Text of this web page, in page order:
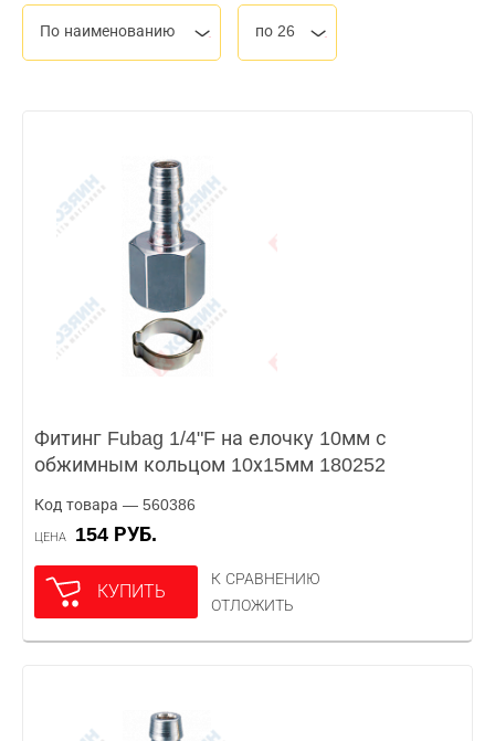
По наименованию по 26
Фитинг Fubag 1/4"F на елочку 10мм с
обжимным кольцом 10х15мм 180252
Код товара — 560386
ЦЕНА 154 РУБ.
КУПИТЬ
К СРАВНЕНИЮ
ОТЛОЖИТЬ